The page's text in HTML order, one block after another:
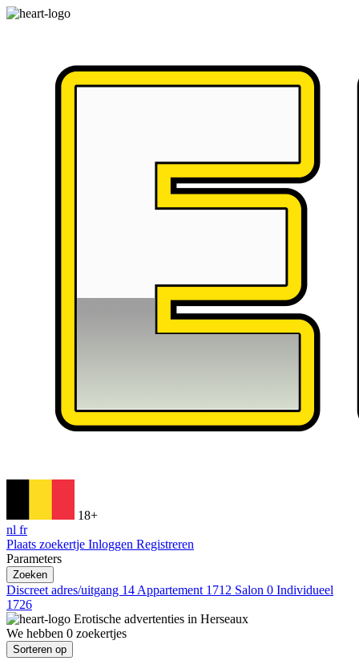
18+
nl fr
Plaats zoekertje Inloggen Registreren
Parameters
Zoeken
Discreet adres/uitgang 14 Appartement 1712 Salon 0 Individueel
1726
Erotische advertenties in Herseaux
We hebben 0 zoekertjes
Sorteren op